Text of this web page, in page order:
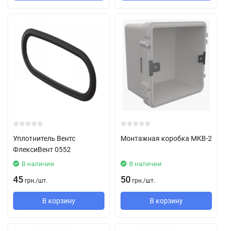
Уплотнитель Вентс
ФлексиВент 0552
В наличии
45 грн./шт.
В корзину
Монтажная коробка МКВ-2
В наличии
50 грн./шт.
В корзину